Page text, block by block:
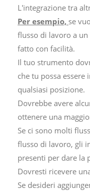
L'integrazione tra
Per esempio, se
flusso di lavoro a
fatto con facilità.
Il tuo strumento
che tu possa essere
qualsiasi posizione.
Dovrebbe avere
ottenere una
Se ci sono molti
flusso di lavoro, gli
presenti per dare la
Dovresti ricevere
Se desideri